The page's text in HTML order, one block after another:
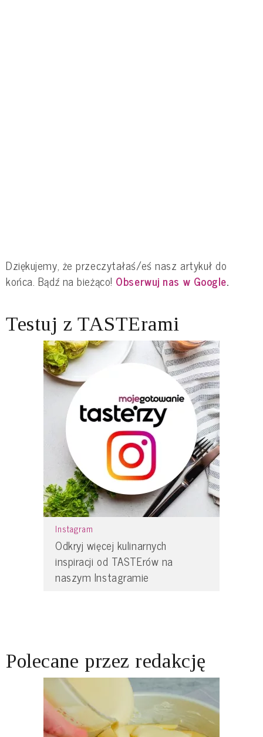
Dziękujemy, że przeczytałaś/eś nasz artykuł do
końca. Bądź na bieżąco! Obserwuj nas w Google.
Testuj z TASTErami
Instagram
Odkryj więcej kulinarnych
inspiracji od TASTErów na
naszym Instagramie
Polecane przez redakcję